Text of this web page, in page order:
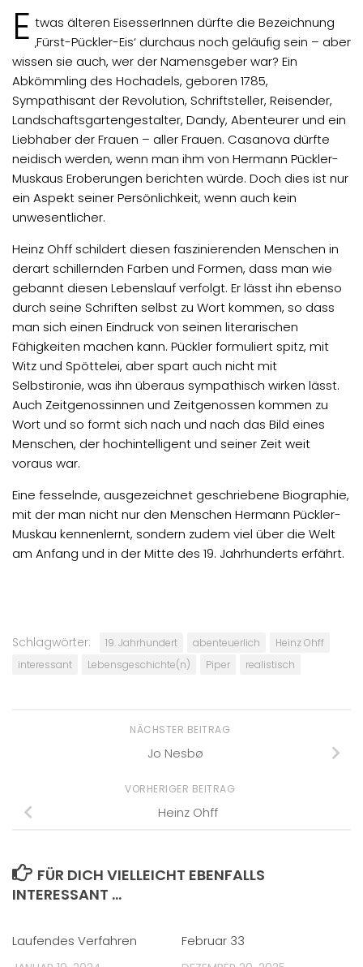
E twas älteren EisesserInnen dürfte die Bezeichnung
‚Fürst-Pückler-Eis‘ durchaus noch geläufig sein – aber
wissen sie auch, wer der Namensgeber war? Ein
Abkömmling des Hochadels, geboren 1785,
Sympathisant der Revolution, Schriftsteller, Reisender,
Landschaftsgartengestalter, Dandy, Abenteurer und ein
Liebhaber der Frauen – aller Frauen. Casanova dürfte
neidisch werden, wenn man ihm von Hermann Pückler-
Muskaus Eroberungen berichten würde. Doch dies ist nur
ein Aspekt seiner Persönlichkeit, wenn auch kein
unwesentlicher.
Heinz Ohff schildert diesen faszinierenden Menschen in
derart schillernden Farben und Formen, dass man wie
gebannt diesen Lebenslauf verfolgt. Er lässt ihn ebenso
durch seine Schriften selbst zu Wort kommen, so dass
man sich einen Eindruck von seinen literarischen
Fähigkeiten machen kann. Pückler formuliert spitz, mit
Witz und Spöttelei, aber spart auch nicht mit
Selbstironie, was ihn überaus sympathisch wirken lässt.
Auch Zeitgenossinnen und Zeitgenossen kommen zu
Wort und so formt sich nach und nach das Bild eines
Menschen, der hochintelligent und seiner Zeit weit
voraus war.
Eine fesselnde, ausgezeichnet geschriebene Biographie,
mit der man nicht nur den Menschen Hermann Pückler-
Muskau kennenlernt, sondern zudem viel über die Welt
am Anfang und in der Mitte des 19. Jahrhunderts erfährt.
Schlagwörter: 19. Jahrhundert abenteuerlich
Heinz Ohff
interessant
Lebensgeschichte(n) Piper realistisch
NÄCHSTER BEITRAG
Jo Nesbø
VORHERIGER BEITRAG
Heinz Ohff
FÜR DICH VIELLEICHT EBENFALLS
INTERESSANT …
Laufendes Verfahren Februar 33